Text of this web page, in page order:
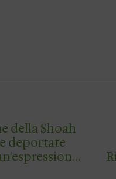
della Shoah
deportate